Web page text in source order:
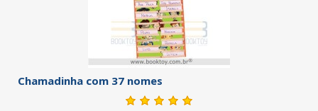
Chamadinha com 37 nomes